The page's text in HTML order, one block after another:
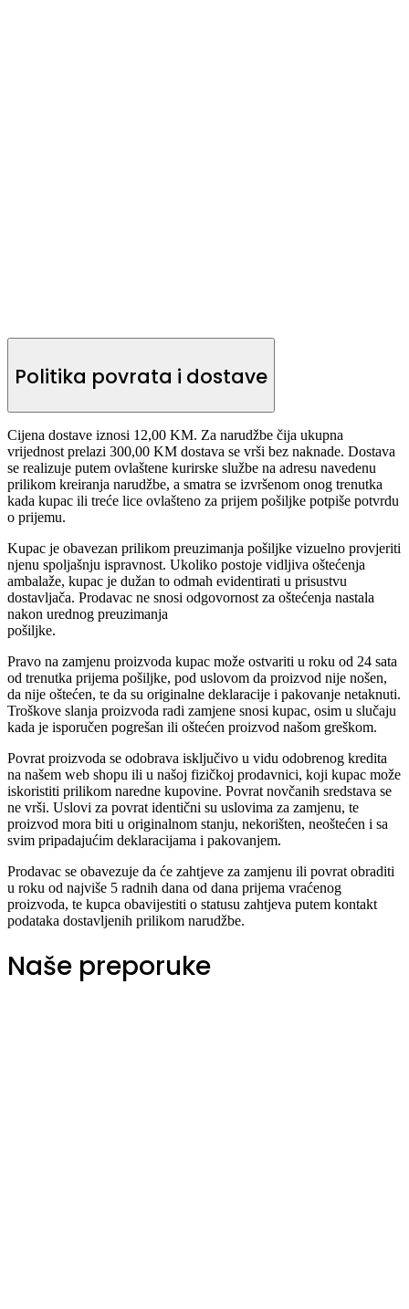
Politika povrata i dostave
Cijena dostave iznosi 12,00 KM. Za narudžbe čija ukupna
vrijednost prelazi 300,00 KM dostava se vrši bez naknade. Dostava
se realizuje putem ovlaštene kurirske službe na adresu navedenu
prilikom kreiranja narudžbe, a smatra se izvršenom onog trenutka
kada kupac ili treće lice ovlašteno za prijem pošiljke potpiše potvrdu
o prijemu.
Kupac je obavezan prilikom preuzimanja pošiljke vizuelno provjeriti
njenu spoljašnju ispravnost. Ukoliko postoje vidljiva oštećenja
ambalaže, kupac je dužan to odmah evidentirati u prisustvu
dostavljača. Prodavac ne snosi odgovornost za oštećenja nastala
nakon urednog preuzimanja
pošiljke.
Pravo na zamjenu proizvoda kupac može ostvariti u roku od 24 sata
od trenutka prijema pošiljke, pod uslovom da proizvod nije nošen,
da nije oštećen, te da su originalne deklaracije i pakovanje netaknuti.
Troškove slanja proizvoda radi zamjene snosi kupac, osim u slučaju
kada je isporučen pogrešan ili oštećen proizvod našom greškom.
Povrat proizvoda se odobrava isključivo u vidu odobrenog kredita
na našem web shopu ili u našoj fizičkoj prodavnici, koji kupac može
iskoristiti prilikom naredne kupovine. Povrat novčanih sredstava se
ne vrši. Uslovi za povrat identični su uslovima za zamjenu, te
proizvod mora biti u originalnom stanju, nekorišten, neoštećen i sa
svim pripadajućim deklaracijama i pakovanjem.
Prodavac se obavezuje da će zahtjeve za zamjenu ili povrat obraditi
u roku od najviše 5 radnih dana od dana prijema vraćenog
proizvoda, te kupca obavijestiti o statusu zahtjeva putem kontakt
podataka dostavljenih prilikom narudžbe.
Naše preporuke